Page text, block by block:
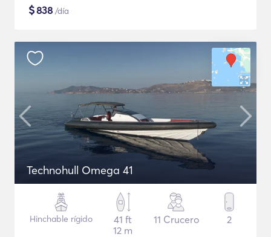
$838 /día
Technohull Omega 41
Hinchable rígido
41 ft
12 m
11 Crucero 2